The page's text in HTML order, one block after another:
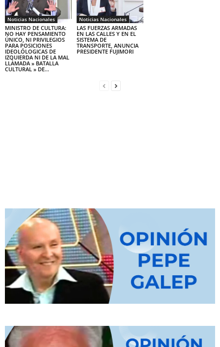
Noticias Nacionales
MINISTRO DE CULTURA:
NO HAY PENSAMIENTO
ÚNICO, NI PRIVILEGIOS
PARA POSICIONES
IDEOLÓLOGICAS DE
IZQUIERDA NI DE LA MAL
LLAMADA » BATALLA
CULTURAL » DE...
Noticias Nacionales
LAS FUERZAS ARMADAS
EN LAS CALLES Y EN EL
SISTEMA DE
TRANSPORTE, ANUNCIA
PRESIDENTE FUJIMORI